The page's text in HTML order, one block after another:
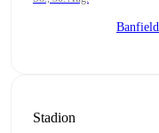
Banfield
Stadion